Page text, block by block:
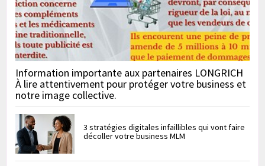
Information importante aux partenaires LONGRICH
À lire attentivement pour protéger votre business et
notre image collective.
3 stratégies digitales infaillibles qui vont faire
décoller votre business MLM